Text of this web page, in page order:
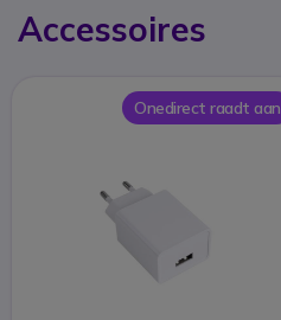
Accessoires
Onedirect raadt aan